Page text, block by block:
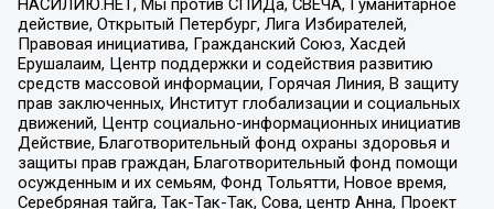
НАСИЛИЮ.НЕТ, Мы против СПИДа, СВЕЧА, Гуманитарное
действие, Открытый Петербург, Лига Избирателей,
Правовая инициатива, Гражданский Союз, Хасдей
Ерушалаим, Центр поддержки и содействия развитию
средств массовой информации, Горячая Линия, В защиту
прав заключенных, Институт глобализации и социальных
движений, Центр социально-информационных инициатив
Действие, Благотворительный фонд охраны здоровья и
защиты прав граждан, Благотворительный фонд помощи
осужденным и их семьям, Фонд Тольятти, Новое время,
Серебряная тайга, Так-Так-Так, Сова, центр Анна, Проект